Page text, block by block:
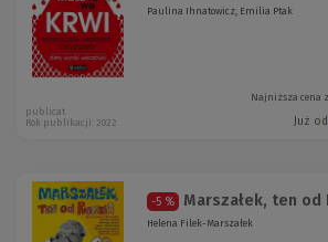
Paulina Ihnatowicz, Emilia Ptak
Najniższa cena
Już od:
publicat
Rok publikacji: 2022
-5 % Marszałek, ten od
Helena Filek-Marszałek